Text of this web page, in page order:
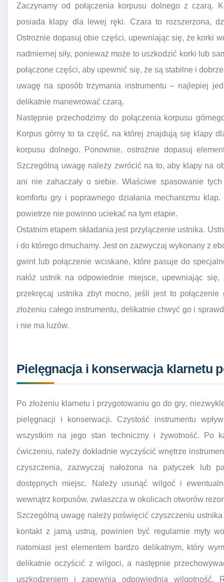
Zaczynamy od połączenia korpusu dolnego z czarą.
posiada klapy dla lewej ręki. Czara to rozszerzona,
Ostrożnie dopasuj obie części, upewniając się, że korki
nadmiernej siły, ponieważ może to uszkodzić korki lub
połączone części, aby upewnić się, że są stabilne i
uwagę na sposób trzymania instrumentu – najlepiej
delikatnie manewrować czarą.
Następnie przechodzimy do połączenia korpusu
Korpus górny to ta część, na której znajdują się klapy
korpusu dolnego. Ponownie, ostrożnie dopasuj
Szczególną uwagę należy zwrócić na to, aby klapy na
ani nie zahaczały o siebie. Właściwe spasowanie
komfortu gry i poprawnego działania mechanizmu
powietrze nie powinno uciekać na tym etapie.
Ostatnim etapem składania jest przyłączenie ustnika.
i do którego dmuchamy. Jest on zazwyczaj wykonany z
gwint lub połączenie wciskane, które pasuje do
nałóż ustnik na odpowiednie miejsce, upewniając
przekręcaj ustnika zbyt mocno, jeśli jest to
złożeniu całego instrumentu, delikatnie chwyć go i
i nie ma luzów.
Pielęgnacja i konserwacja klarnetu
Po złożeniu klarnetu i przygotowaniu go do gry,
pielęgnacji i konserwacji. Czystość instrumentu
wszystkim na jego stan techniczny i żywotność. Po
ćwiczeniu, należy dokładnie wyczyścić wnętrze
czyszczenia, zazwyczaj nałożona na patyczek lub
dostępnych miejsc. Należy usunąć wilgoć i
wewnątrz korpusów, zwłaszcza w okolicach otworów
Szczególną uwagę należy poświęcić czyszczeniu
kontakt z jamą ustną, powinien być regularnie myty
natomiast jest elementem bardzo delikatnym, który
delikatnie oczyścić z wilgoci, a następnie
uszkodzeniem i zapewnia odpowiednią wilgotność.